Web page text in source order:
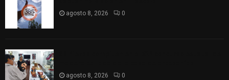
agosto 8, 2026 0
agosto 8, 2026 0